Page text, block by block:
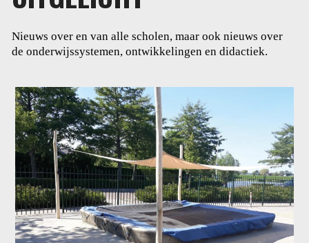
Nieuws over en van alle scholen, maar ook nieuws over
de onderwijssystemen, ontwikkelingen en didactiek.